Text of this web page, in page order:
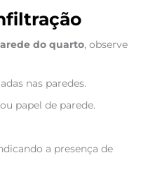
do quarto, observe
nas paredes.
papel de parede.
a presença de